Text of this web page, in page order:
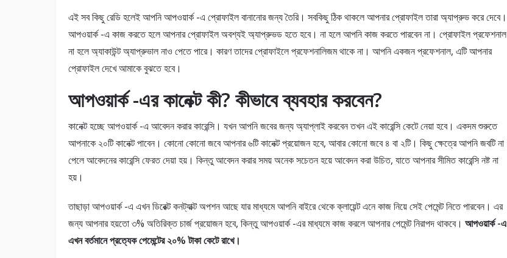
এই সব কিছু রেডি হলেই আপনি আপওয়ার্ক -এ প্রােফাইল বানানাের জন্য তৈরি। সবকিছু ঠিক থাকলে আপনার প্রােফাইল তারা অ্যাপ্রুভ করে দেবে।
আপওয়ার্ক -এ কাজ করতে হলে আপনার প্রােফাইল অবশ্যই অ্যাপ্রুভড হতে হবে। না হলে আপনি কাজ করতে পারবেন না। প্রোফাইল প্রফেশনাল
না হলে অ্যাকাউন্ট অ্যাপ্রুভাল নাও পেতে পারে। কারণ তাদের প্রােফাইলে প্রফেশনালিজম থাকে না। আপনি একজন প্রফেশনাল, এটি আপনার
প্রােফাইল দেখে আমাকে বুঝতে হবে।
আপওয়ার্ক -এর কানেক্ট কী? কীভাবে ব্যবহার করবেন?
কানেক্ট হচ্ছে আপওয়ার্ক -এ আবেদন করার কারেন্সি। যখন আপনি জবের জন্য অ্যাপ্লাই করবেন তখন এই কারেন্সি কেটে নেয়া হবে। একদম শুরুতে
আপনাকে ২০টি কানেক্ট পাবেন। কোনাে কোনো জবে আপনার ৬টি কানেক্ট প্রয়োজন হবে, আবার কোনাে জবে ৪ বা ২টি। কিছু ক্ষেত্রে আপনি জবটি না
পেলে আবেদনের কারেন্সি ফেরত দেয়া হয়। কিন্তু আবেদন করার সময় অনেক সচেতন হয়ে আবেদন করা উচিত, যাতে আপনার সীমিত কারেন্সি নষ্ট না
হয়।
তাছাড়া আপওয়ার্ক -এ এখন ডিরেক্ট কনট্যাক্ট অপশন আছে যার মাধ্যমে আপনি বাইরে থেকে ক্লায়েন্ট এনে কাজ নিয়ে সেই পেমেন্ট নিতে পারবেন। এর
জন্য আপনার হয়তাে ৩% অতিরিক্ত চার্জ প্রয়োজন হবে, কিন্তু আপওয়ার্ক -এর মাধ্যমে কাজ করলে আপনার পেমেন্ট নিরাপদ থাকবে। আপওয়ার্ক -এ
এখন বর্তমানে প্রত্যেক পেমেন্টের ২০% টাকা কেটে রাখে।